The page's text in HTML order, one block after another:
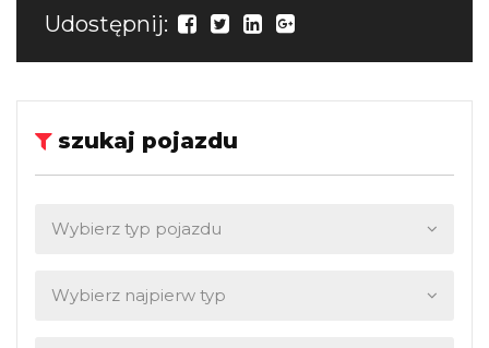
Udostępnij:
szukaj pojazdu